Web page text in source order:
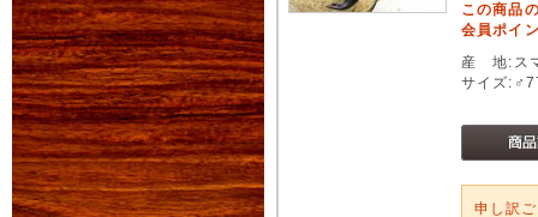
この商品
会員ポイ
産 地:ス
サイズ
申し訳